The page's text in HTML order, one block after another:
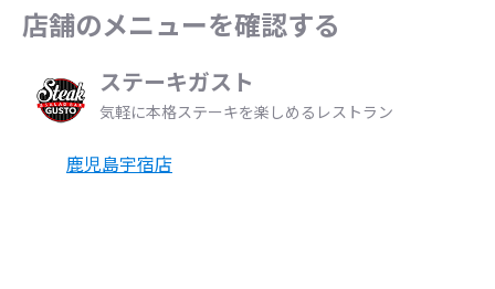
店舗のメニューを確認する
ステーキガスト
気軽に本格ステーキを楽しめるレストラン
鹿児島宇宿店